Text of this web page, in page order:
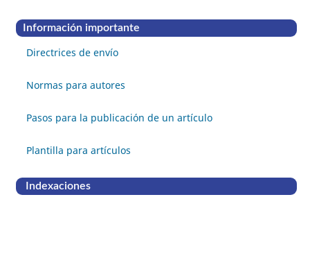
Información importante
Directrices de envío
Normas para autores
Pasos para la publicación de un artículo
Plantilla para artículos
Indexaciones